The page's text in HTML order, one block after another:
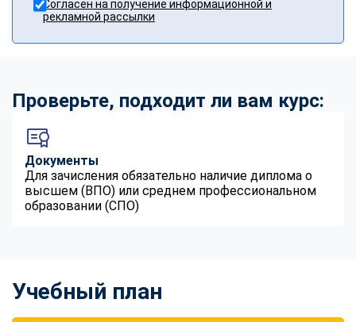
Согласен на получение информационной и
рекламной рассылки
Проверьте, подходит ли вам курс:
Документы
Для зачисления обязательно наличие диплома о
высшем (ВПО) или среднем профессиональном
образовании (СПО)
Учебный план